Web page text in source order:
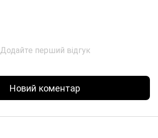
Додайте перший відгук
Новий коментар